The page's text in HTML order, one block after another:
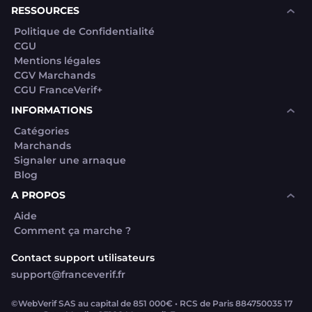
RESSOURCES
Politique de Confidentialité
CGU
Mentions légales
CGV Marchands
CGU FranceVerif+
INFORMATIONS
Catégories
Marchands
Signaler une arnaque
Blog
A PROPOS
Aide
Comment ça marche ?
Contact support utilisateurs
support@franceverif.fr
©WebVerif SAS au capital de 851 000€ • RCS de Paris 884750035 17